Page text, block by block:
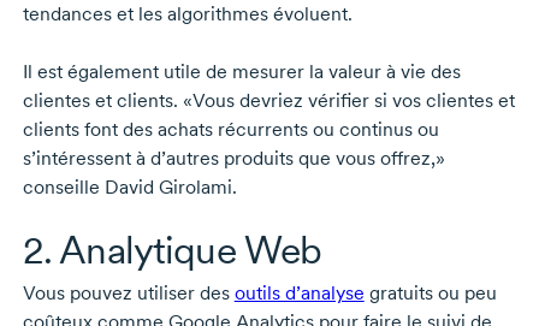
tendances et les algorithmes évoluent.
Il est également utile de mesurer la valeur à vie des
clientes et clients. «Vous devriez vérifier si vos clientes et
clients font des achats récurrents ou continus ou
s’intéressent à d’autres produits que vous offrez,»
conseille David Girolami.
2. Analytique Web
Vous pouvez utiliser des outils d’analyse gratuits ou peu
coûteux comme Google Analytics pour faire le suivi de